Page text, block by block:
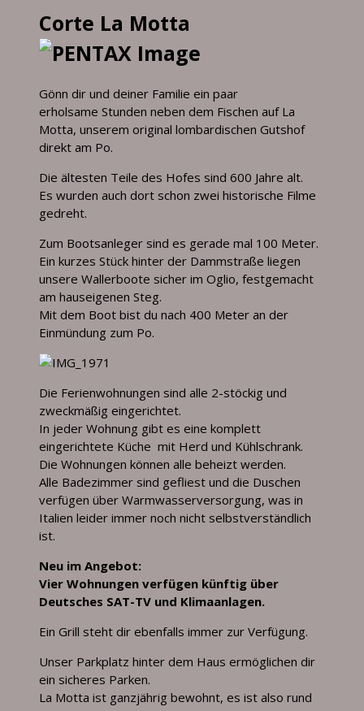
Corte La Motta
Gönn dir und deiner Familie ein paar
erholsame Stunden neben dem Fischen auf La
Motta, unserem original lombardischen Gutshof
direkt am Po.
Die ältesten Teile des Hofes sind 600 Jahre alt.
Es wurden auch dort schon zwei historische Filme
gedreht.
Zum Bootsanleger sind es gerade mal 100 Meter.
Ein kurzes Stück hinter der Dammstraße liegen
unsere Wallerboote sicher im Oglio, festgemacht
am hauseigenen Steg.
Mit dem Boot bist du nach 400 Meter an der
Einmündung zum Po.
Die Ferienwohnungen sind alle 2-stöckig und
zweckmäßig eingerichtet.
In jeder Wohnung gibt es eine komplett
eingerichtete Küche mit Herd und Kühlschrank.
Die Wohnungen können alle beheizt werden.
Alle Badezimmer sind gefliest und die Duschen
verfügen über Warmwasserversorgung, was in
Italien leider immer noch nicht selbstverständlich
ist.
Neu im Angebot:
Vier Wohnungen verfügen künftig über
Deutsches SAT-TV und Klimaanlagen.
Ein Grill steht dir ebenfalls immer zur Verfügung.
Unser Parkplatz hinter dem Haus ermöglichen dir
ein sicheres Parken.
La Motta ist ganzjährig bewohnt, es ist also rund